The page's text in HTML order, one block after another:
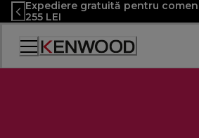
Skip
to
Content
Expediere gratuită pentru
255 LEI
Declarație
de